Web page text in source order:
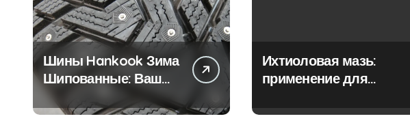
Шины Hankook Зима
Шипованные: Ваш
Надежный Партнёр
на Снежных Дорогах
Ихтиоловая мазь:
применение для